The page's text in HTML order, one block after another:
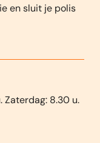
en sluit je polis
Zaterdag: 8.30 u.